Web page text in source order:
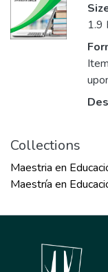
1.9
Collections
Maestria en
Maestría en